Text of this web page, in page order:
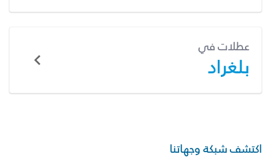
عطلات في
بلغراد
اكتشف شبكة وجهاتنا